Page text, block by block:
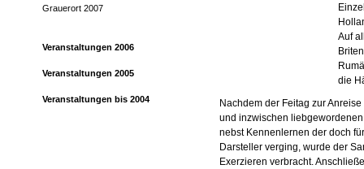
Grauerort 2007
Veranstaltungen 2006
Veranstaltungen 2005
Veranstaltungen bis 2004
Auf
die
Nachdem der Feitag zur
und inzwischen
nebst Kennenlernen der doch
Darsteller verging, wurde der
Exerzieren verbracht.